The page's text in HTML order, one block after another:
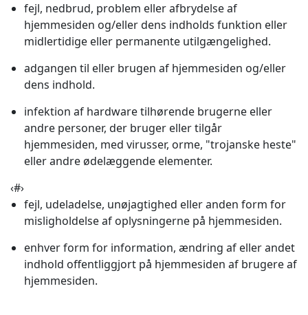
fejl, nedbrud, problem eller afbrydelse af
hjemmesiden og/eller dens indholds funktion eller
midlertidige eller permanente utilgængelighed.
adgangen til eller brugen af hjemmesiden og/eller
dens indhold.
infektion af hardware tilhørende brugerne eller
andre personer, der bruger eller tilgår
hjemmesiden, med virusser, orme, "trojanske heste"
eller andre ødelæggende elementer.
‹#›
fejl, udeladelse, unøjagtighed eller anden form for
misligholdelse af oplysningerne på hjemmesiden.
enhver form for information, ændring af eller andet
indhold offentliggjort på hjemmesiden af brugere af
hjemmesiden.